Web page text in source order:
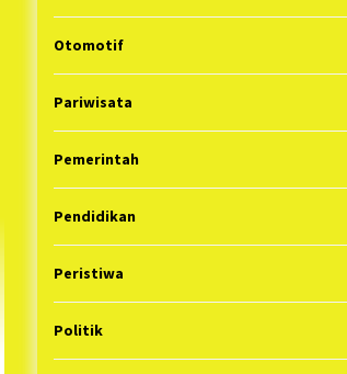
Otomotif
Pariwisata
Pemerintah
Pendidikan
Peristiwa
Politik